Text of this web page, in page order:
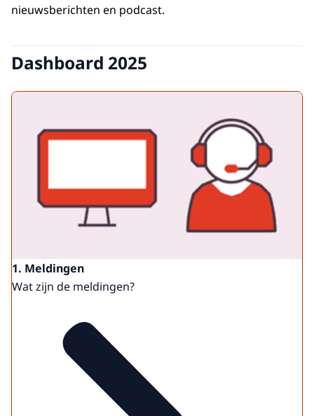
nieuwsberichten en podcast.
Dashboard 2025
1. Meldingen
Wat zijn de meldingen?